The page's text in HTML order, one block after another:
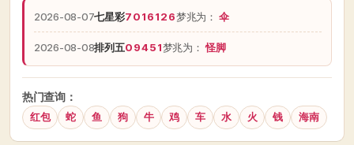
2026-08-07七星彩7016126梦兆为：伞
2026-08-08排列五09451梦兆为：怪脚
热门查询：
红包 蛇 鱼 狗 牛 鸡 车 水 火 钱 海南